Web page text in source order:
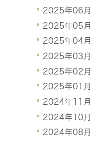
2025年06月
2025年05月
2025年04月
2025年03月
2025年02月
2025年01月
2024年11月
2024年10月
2024年08月